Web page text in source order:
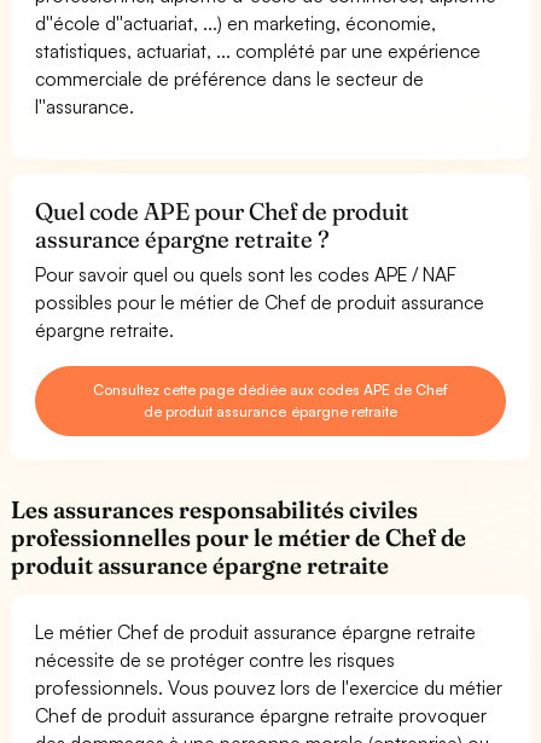
d''école d''actuariat, ...) en marketing, économie,
statistiques, actuariat, ... complété par une expérience
commerciale de préférence dans le secteur de
l''assurance.
Quel code APE pour Chef de produit
assurance épargne retraite ?
Pour savoir quel ou quels sont les codes APE / NAF
possibles pour le métier de Chef de produit assurance
épargne retraite.
Consultez cette page dédiée aux codes APE de Chef
de produit assurance épargne retraite
Les assurances responsabilités civiles
professionnelles pour le métier de Chef de
produit assurance épargne retraite
Le métier Chef de produit assurance épargne retraite
nécessite de se protéger contre les risques
professionnels. Vous pouvez lors de l'exercice du métier
Chef de produit assurance épargne retraite provoquer